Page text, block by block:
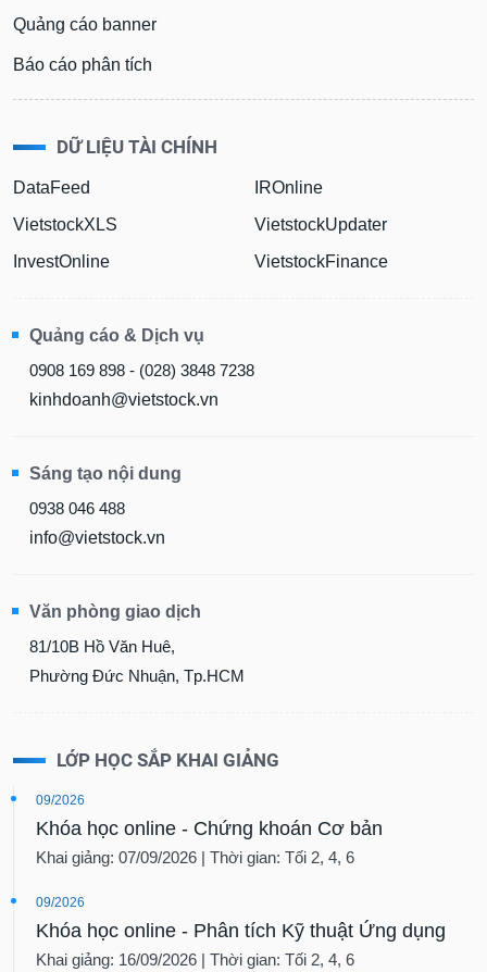
Quảng cáo banner
Báo cáo phân tích
DỮ LIỆU TÀI CHÍNH
DataFeed
VietstockXLS
InvestOnline
IROnline
VietstockUpdater
VietstockFinance
Quảng cáo & Dịch vụ
0908 169 898 - (028) 3848 7238
kinhdoanh@vietstock.vn
Sáng tạo nội dung
0938 046 488
info@vietstock.vn
Văn phòng giao dịch
81/10B Hồ Văn Huê,
Phường Đức Nhuận, Tp.HCM
LỚP HỌC SẮP KHAI GIẢNG
09/2026
Khóa học online - Chứng khoán Cơ bản
Khai giảng: 07/09/2026 | Thời gian: Tối 2, 4, 6
09/2026
Khóa học online - Phân tích Kỹ thuật Ứng dụng
Khai giảng: 16/09/2026 | Thời gian: Tối 2, 4, 6